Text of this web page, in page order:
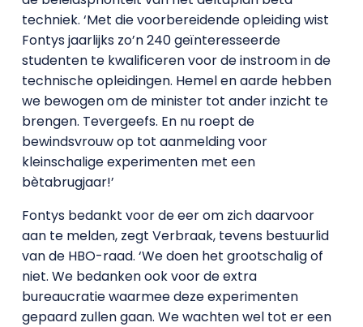
techniek. ‘Met die voorbereidende opleiding wist
Fontys jaarlijks zo’n 240 geïnteresseerde
studenten te kwalificeren voor de instroom in de
technische opleidingen. Hemel en aarde hebben
we bewogen om de minister tot ander inzicht te
brengen. Tevergeefs. En nu roept de
bewindsvrouw op tot aanmelding voor
kleinschalige experimenten met een
bètabrugjaar!’
Fontys bedankt voor de eer om zich daarvoor
aan te melden, zegt Verbraak, tevens bestuurlid
van de HBO-raad. ‘We doen het grootschalig of
niet. We bedanken ook voor de extra
bureaucratie waarmee deze experimenten
gepaard zullen gaan. We wachten wel tot er een